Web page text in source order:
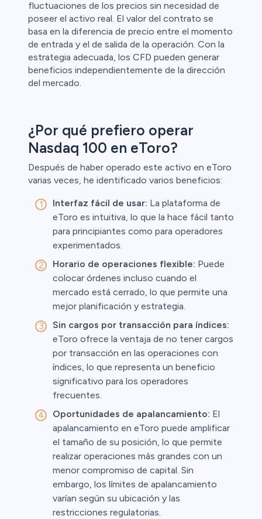
fluctuaciones de los precios sin necesidad de
poseer el activo real. El valor del contrato se
basa en la diferencia de precio entre el momento
de entrada y el de salida de la operación. Con la
estrategia adecuada, los CFD pueden generar
beneficios independientemente de la dirección
del mercado.
¿Por qué prefiero operar
Nasdaq 100 en eToro?
Después de haber operado este activo en eToro
varias veces, he identificado varios beneficios:
Interfaz fácil de usar: La plataforma de
eToro es intuitiva, lo que la hace fácil tanto
para principiantes como para operadores
experimentados.
Horario de operaciones flexible: Puede
colocar órdenes incluso cuando el
mercado está cerrado, lo que permite una
mejor planificación y estrategia.
Sin cargos por transacción para índices:
eToro ofrece la ventaja de no tener cargos
por transacción en las operaciones con
índices, lo que representa un beneficio
significativo para los operadores
frecuentes.
Oportunidades de apalancamiento: El
apalancamiento en eToro puede amplificar
el tamaño de su posición, lo que permite
realizar operaciones más grandes con un
menor compromiso de capital. Sin
embargo, los límites de apalancamiento
varían según su ubicación y las
restricciones regulatorias.